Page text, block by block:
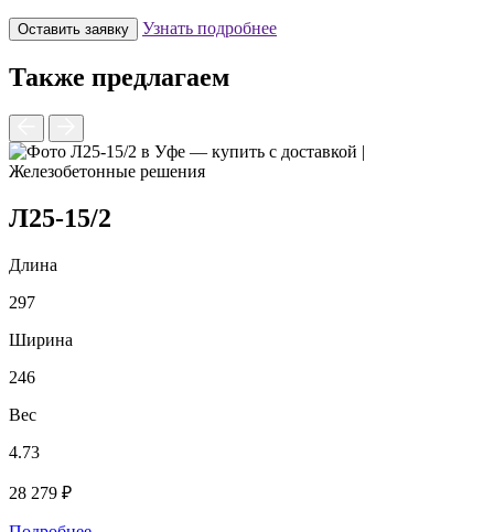
Оставить заявку Узнать подробнее
Также предлагаем
Л25-15/2
Длина
297
Ширина
246
Вес
4.73
28 279 ₽